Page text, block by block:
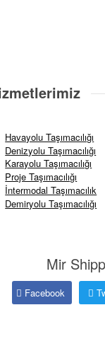
Havayolu Taşımacılığı
Denizyolu Taşımacılığı
Karayolu Taşımacılığı
Proje Taşımacılığı
İntermodal Taşımacılık
Demiryolu Taşımacılığı
Mir
Facebook